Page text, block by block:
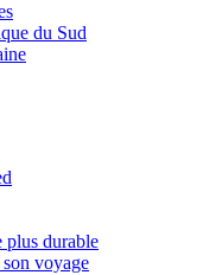
du Sud
plus durable
voyage